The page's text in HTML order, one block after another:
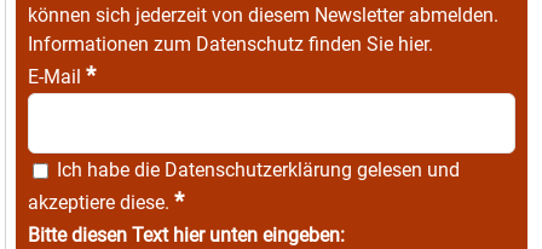
können sich jederzeit von diesem Newsletter abmelden.
Informationen zum Datenschutz finden Sie hier.
E-Mail *
Ich habe die Datenschutzerklärung gelesen und
akzeptiere diese. *
Bitte diesen Text hier unten eingeben: